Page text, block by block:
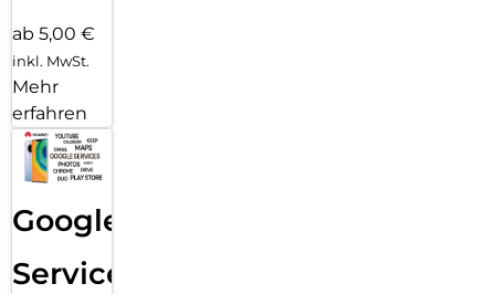
ab 5,00 €
inkl. MwSt.
Mehr
erfahren
Google
Services